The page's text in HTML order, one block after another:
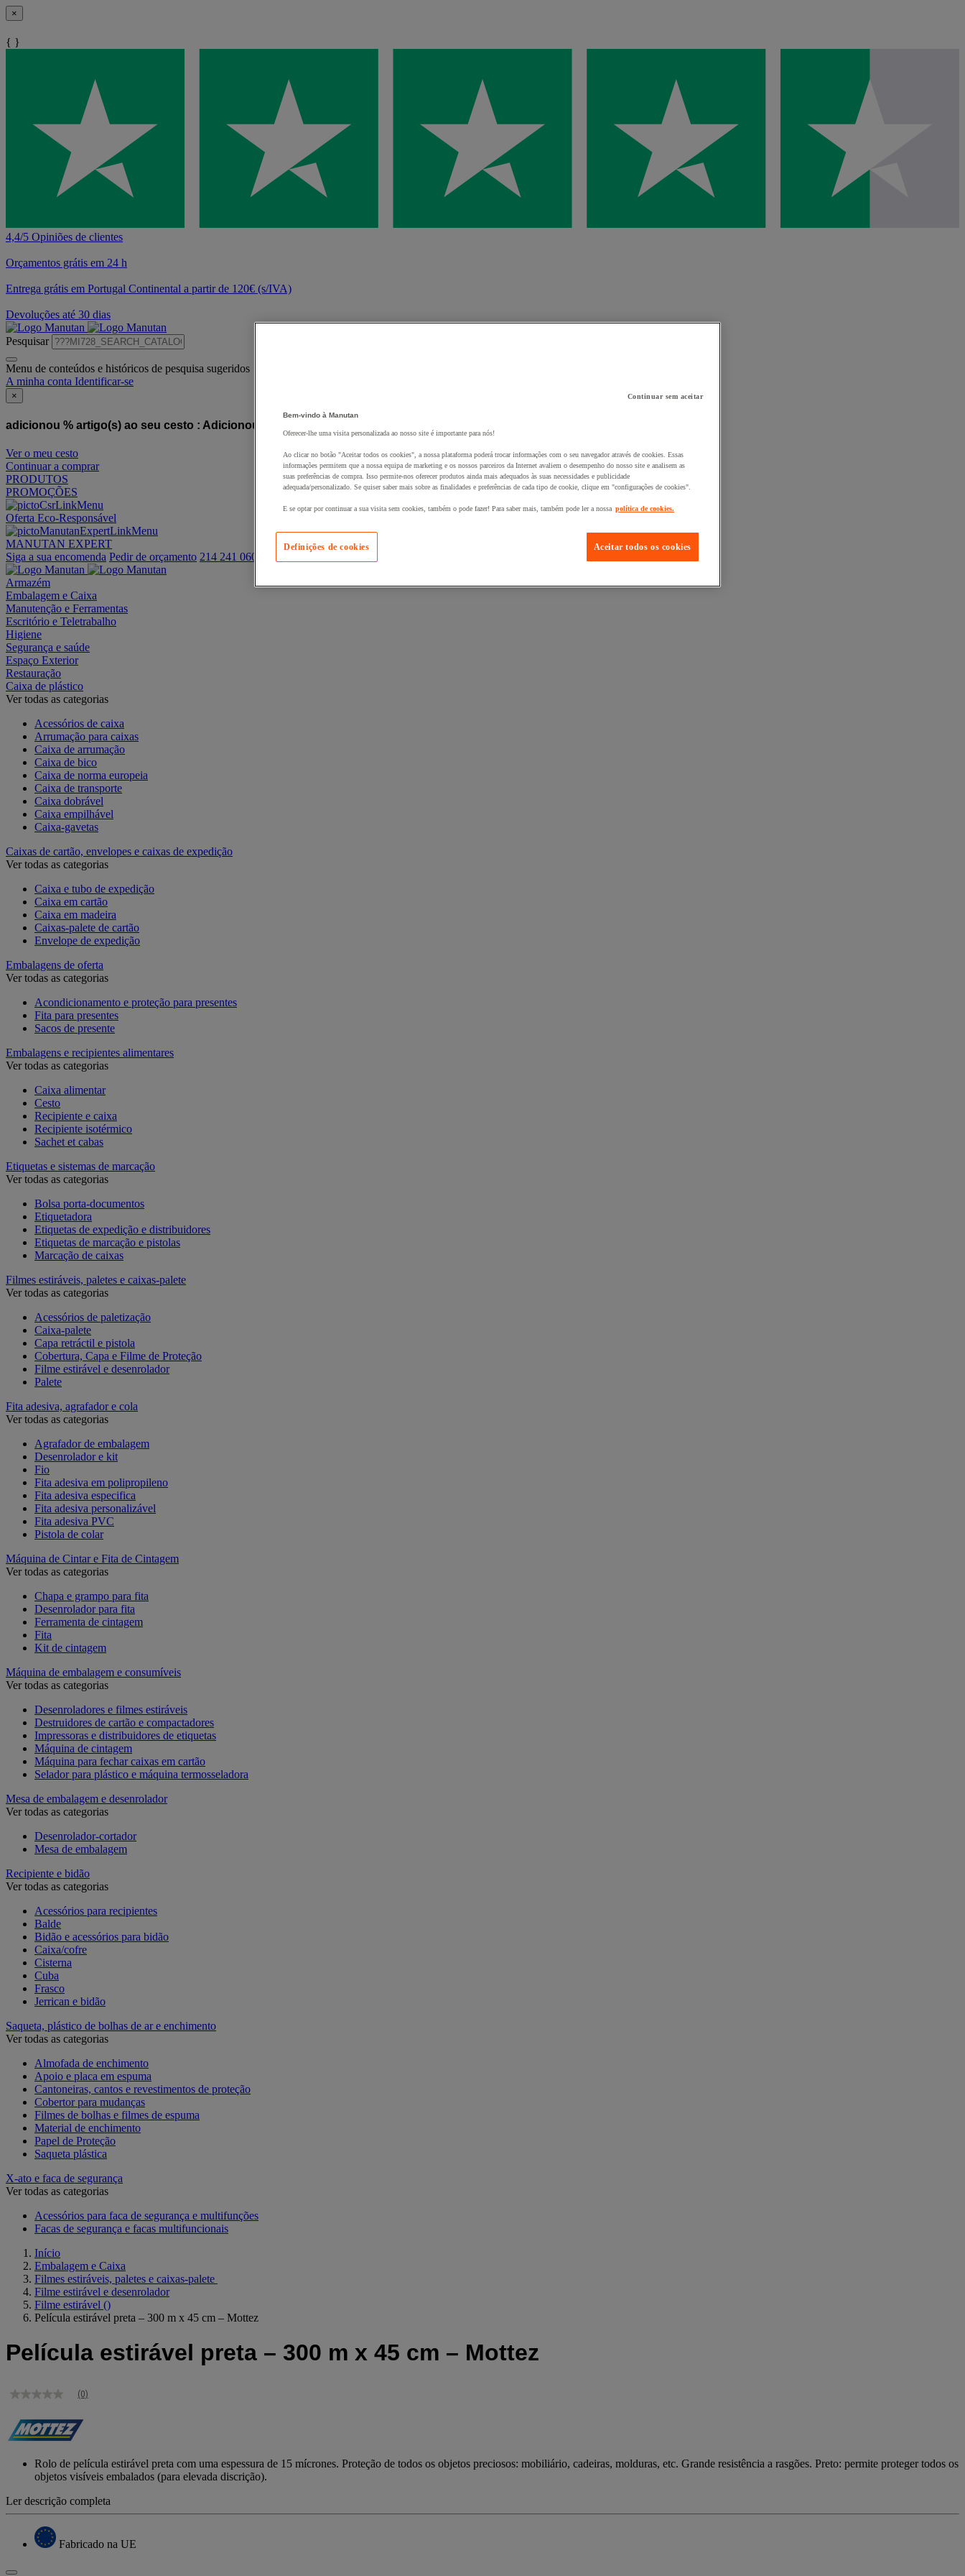
×
{ }
4,4/5 Opiniões de clientes
Orçamentos grátis em 24 h
Entrega grátis em Portugal Continental a partir de 120€ (s/IVA)
Devoluções até 30 dias
Pesquisar
Menu de conteúdos e históricos de pesquisa sugeridos
A minha conta Identificar-se
×
adicionou % artigo(s) ao seu cesto : Adicionou este artigo ao seu cesto :
Ver o meu cesto
Continuar a comprar
PRODUTOS
PROMOÇÕES
Oferta Eco-Responsável
MANUTAN EXPERT
Siga a sua encomenda Pedir de orçamento 214 241 060
Armazém
Embalagem e Caixa
Manutenção e Ferramentas
Escritório e Teletrabalho
Higiene
Segurança e saúde
Espaço Exterior
Restauração
Caixa de plástico
Ver todas as categorias
Acessórios de caixa
Arrumação para caixas
Caixa de arrumação
Caixa de bico
Caixa de norma europeia
Caixa de transporte
Caixa dobrável
Caixa empilhável
Caixa-gavetas
Caixas de cartão, envelopes e caixas de expedição
Ver todas as categorias
Caixa e tubo de expedição
Caixa em cartão
Caixa em madeira
Caixas-palete de cartão
Envelope de expedição
Embalagens de oferta
Ver todas as categorias
Acondicionamento e proteção para presentes
Fita para presentes
Sacos de presente
Embalagens e recipientes alimentares
Ver todas as categorias
Caixa alimentar
Cesto
Recipiente e caixa
Recipiente isotérmico
Sachet et cabas
Etiquetas e sistemas de marcação
Ver todas as categorias
Bolsa porta-documentos
Etiquetadora
Etiquetas de expedição e distribuidores
Etiquetas de marcação e pistolas
Marcação de caixas
Filmes estiráveis, paletes e caixas-palete
Ver todas as categorias
Acessórios de paletização
Caixa-palete
Capa retráctil e pistola
Cobertura, Capa e Filme de Proteção
Filme estirável e desenrolador
Palete
Fita adesiva, agrafador e cola
Ver todas as categorias
Agrafador de embalagem
Desenrolador e kit
Fio
Fita adesiva em polipropileno
Fita adesiva especifica
Fita adesiva personalizável
Fita adesiva PVC
Pistola de colar
Máquina de Cintar e Fita de Cintagem
Ver todas as categorias
Chapa e grampo para fita
Desenrolador para fita
Ferramenta de cintagem
Fita
Kit de cintagem
Máquina de embalagem e consumíveis
Ver todas as categorias
Desenroladores e filmes estiráveis
Destruidores de cartão e compactadores
Impressoras e distribuidores de etiquetas
Máquina de cintagem
Máquina para fechar caixas em cartão
Selador para plástico e máquina termosseladora
Mesa de embalagem e desenrolador
Ver todas as categorias
Desenrolador-cortador
Mesa de embalagem
Recipiente e bidão
Ver todas as categorias
Acessórios para recipientes
Balde
Bidão e acessórios para bidão
Caixa/cofre
Cisterna
Cuba
Frasco
Jerrican e bidão
Saqueta, plástico de bolhas de ar e enchimento
Ver todas as categorias
Almofada de enchimento
Apoio e placa em espuma
Cantoneiras, cantos e revestimentos de proteção
Cobertor para mudanças
Filmes de bolhas e filmes de espuma
Material de enchimento
Papel de Proteção
Saqueta plástica
X-ato e faca de segurança
Ver todas as categorias
Acessórios para faca de segurança e multifunções
Facas de segurança e facas multifuncionais
Início
Embalagem e Caixa
Filmes estiráveis, paletes e caixas-palete
Filme estirável e desenrolador
Filme estirável ()
Película estirável preta – 300 m x 45 cm – Mottez
Película estirável preta – 300 m x 45 cm – Mottez
Sem
de
classificação
Link
mesma
(0)
Rolo de película estirável preta com uma espessura de 15 mícrones. Proteção de todos os objetos preciosos: mobiliário, cadeiras, molduras, etc. Grande resistência a rasgões. Preto: permite proteger todos os
objetos visíveis embalados (para elevada discrição).
Ler descrição completa
Fabricado na UE
Continuar sem aceitar
Bem-vindo à Manutan
Oferecer-lhe uma visita personalizada ao nosso site é importante para nós!
Ao clicar no botão "Aceitar todos os cookies", a nossa plataforma poderá trocar informações com o seu navegador através de cookies. Essas
informações permitem que a nossa equipa de marketing e os nossos parceiros da Internet avaliem o desempenho do nosso site e analisem as
suas preferências de compra. Isso permite-nos oferecer produtos ainda mais adequados às suas necessidades e publicidade
adequada/personalizado. Se quiser saber mais sobre as finalidades e preferências de cada tipo de cookie, clique em "configurações de cookies".
E se optar por continuar a sua visita sem cookies, também o pode fazer! Para saber mais, também pode ler a nossa política de cookies.
Aceitar todos os cookies
Definições de cookies